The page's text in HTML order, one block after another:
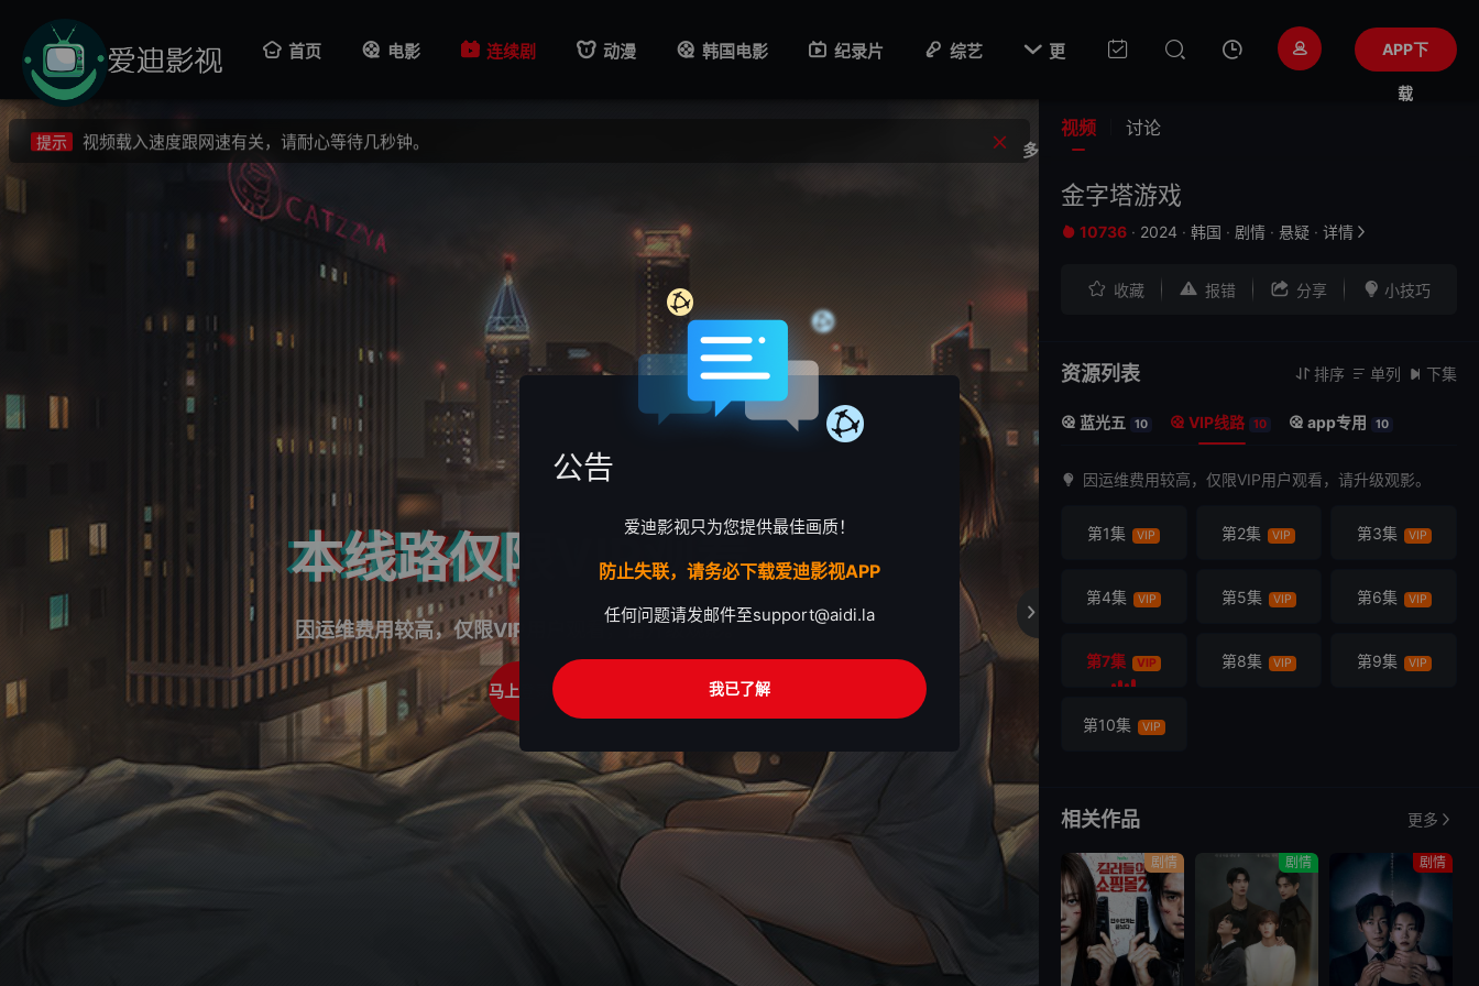
首页 电影 连续剧 动漫 韩国电影 纪录片 综艺  更
多
APP下
载

提示 不要轻易相信视频中的广告，谨防上当受骗!
提示 如果无法播放请重新刷新页面，或者切换线路。
提示 视频载入速度跟网速有关，请耐心等待几秒钟。
不要轻易相信视频中的广告，谨防上当受骗!
本线路仅限VIP观看
因运维费用较高，仅限VIP用户观看，请升级观影。
马上登录
视频 讨论
金字塔游戏
 10736 · 2024 · 韩国 · 剧情 · 悬疑 · 详情 
 收藏  报错  分享  小技巧
资源列表  排序  单列  下集
 蓝光五 10  VIP线路 10  app专用 10
因运维费用较高，仅限VIP用户观看，请升级观影。
第1集 VIP 第2集 VIP 第3集 VIP
第4集 VIP 第5集 VIP 第6集 VIP
第7集 VIP 第8集 VIP 第9集 VIP
第10集 VIP
相关作品 更多
剧情 剧情 剧情
公告
爱迪影视只为您提供最佳画质！
防止失联，请务必下载爱迪影视APP
任何问题请发邮件至support@aidi.la
我已了解